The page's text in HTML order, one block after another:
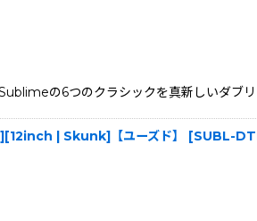
絞り込む
の6つのクラシックを真新しいダブ
| Skunk]【ユーズド】 [SUBL-